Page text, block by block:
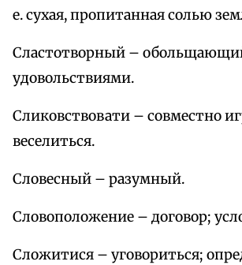
е. сухая, пропитанная солью
Сластотворный –
удовольствиями.
Сликовствовати – совместно
веселиться.
Словесный – разумный.
Словоположение – договор;
Сложитися – уговориться;